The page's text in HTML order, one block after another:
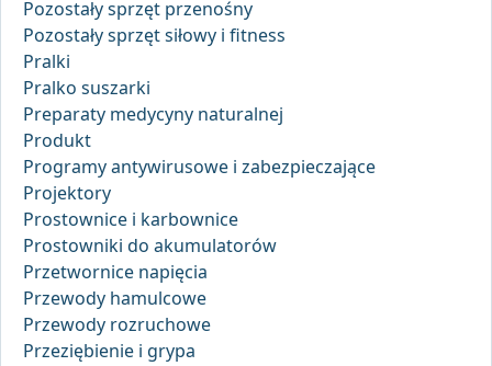
Pozostały sprzęt przenośny
Pozostały sprzęt siłowy i fitness
Pralki
Pralko suszarki
Preparaty medycyny naturalnej
Produkt
Programy antywirusowe i zabezpieczające
Projektory
Prostownice i karbownice
Prostowniki do akumulatorów
Przetwornice napięcia
Przewody hamulcowe
Przewody rozruchowe
Przeziębienie i grypa